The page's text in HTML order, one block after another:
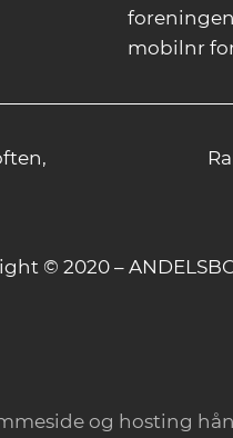
mobilnr
© 2020 –
og hosting